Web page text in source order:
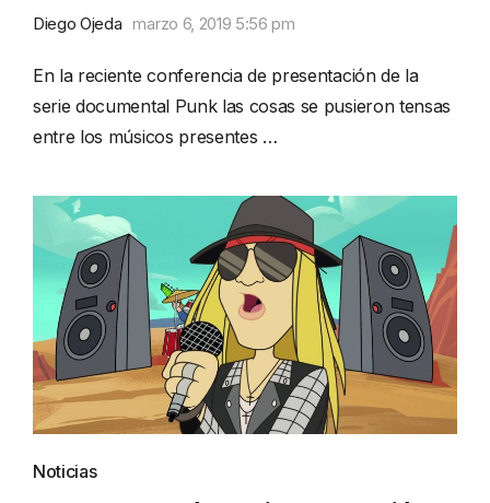
Diego Ojeda marzo 6, 2019 5:56 pm
En la reciente conferencia de presentación de la
serie documental Punk las cosas se pusieron tensas
entre los músicos presentes …
Noticias